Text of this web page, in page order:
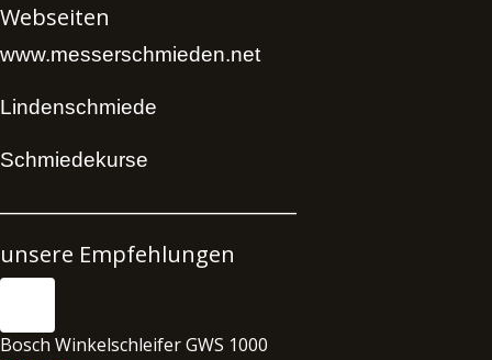
Webseiten
www.messerschmieden.net
Lindenschmiede
Schmiedekurse
unsere Empfehlungen
Bosch Winkelschleifer GWS 1000